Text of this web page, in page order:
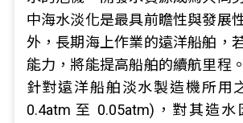
中海水淡化是最具前瞻性與發展
外，長期海上作業的遠洋船舶，
能力，將能提高船舶的續航里程
針對遠洋船舶淡水製造機所用
0.4atm 至 0.05atm)，對其造